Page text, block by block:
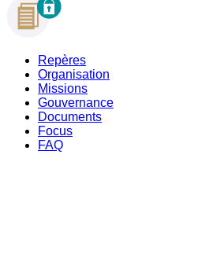
Repères
Organisation
Missions
Gouvernance
Documents
Focus
FAQ